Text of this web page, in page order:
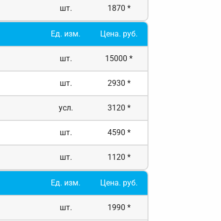
шт. 1870 *
Ед. изм. Цена. руб.
шт. 15000 *
шт. 2930 *
усл. 3120 *
шт. 4590 *
шт. 1120 *
Ед. изм. Цена. руб.
шт. 1990 *